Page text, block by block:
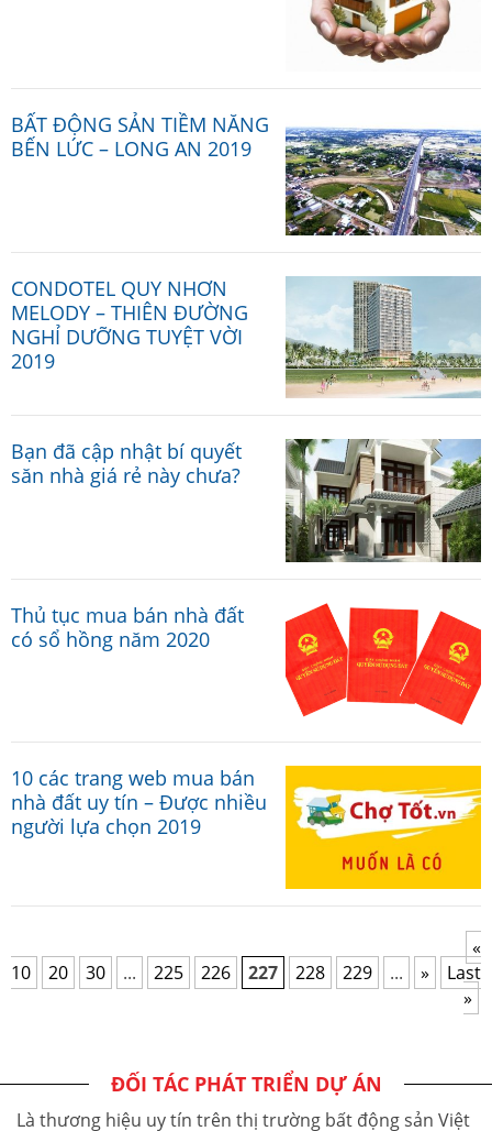
BẤT ĐỘNG SẢN TIỀM NĂNG
BẾN LỨC – LONG AN 2019
CONDOTEL QUY NHƠN
MELODY – THIÊN ĐƯỜNG
NGHỈ DƯỠNG TUYỆT VỜI
2019
Bạn đã cập nhật bí quyết
săn nhà giá rẻ này chưa?
Thủ tục mua bán nhà đất
có sổ hồng năm 2020
10 các trang web mua bán
nhà đất uy tín – Được nhiều
người lựa chọn 2019
«
10
20 30 ... 225 226 227 228 229 ... »
Last
»
ĐỐI TÁC PHÁT TRIỂN DỰ ÁN
Là thương hiệu uy tín trên thị trường bất động sản Việt